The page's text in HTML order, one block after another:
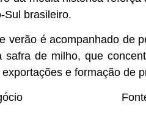
Sul brasileiro.
verão é acompanhado de
safra de milho, que
e formação de